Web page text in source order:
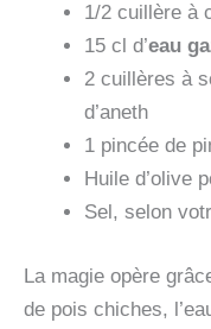
1/2 cuillère à
15 cl d’eau
2 cuillères à
d’aneth
1 pincée de
Huile d’olive
Sel, selon
La magie opère
de pois chiches,